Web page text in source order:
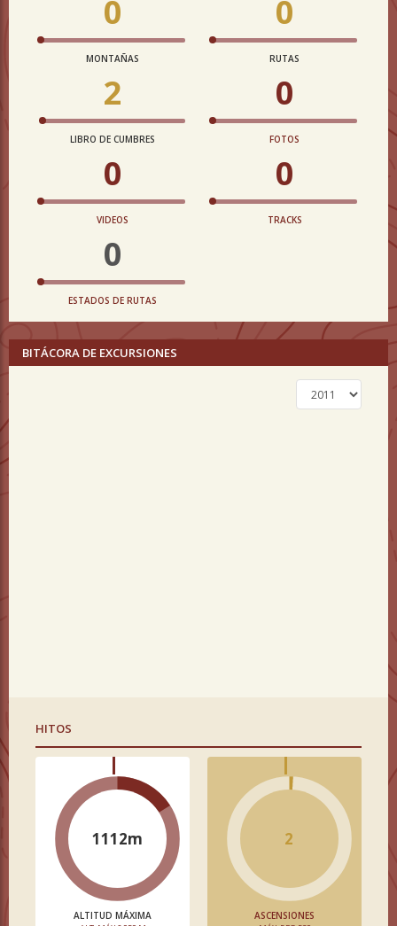
0
MONTAÑAS
0
RUTAS
2
LIBRO DE CUMBRES
0
FOTOS
0
VIDEOS
0
TRACKS
0
ESTADOS DE RUTAS
BITÁCORA DE EXCURSIONES
HITOS
1112m
ALTITUD MÁXIMA
2
ASCENSIONES